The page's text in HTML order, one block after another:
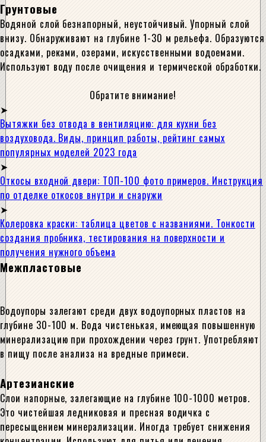
Грунтовые
Водяной слой безнапорный, неустойчивый. Упорный слой
внизу. Обнаруживают на глубине 1-30 м рельефа. Образуются
осадками, реками, озерами, искусственными водоемами.
Используют воду после очищения и термической обработки.
Обратите внимание!
Вытяжки без отвода в вентиляцию: для кухни без
воздуховода. Виды, принцип работы, рейтинг самых
популярных моделей 2023 года
Откосы входной двери: ТОП-100 фото примеров. Инструкция
по отделке откосов внутри и снаружи
Колеровка краски: таблица цветов с названиями. Тонкости
создания пробника, тестирования на поверхности и
получения нужного объема
Межпластовые
Водоупоры залегают среди двух водоупорных пластов на
глубине 30-100 м. Вода чистенькая, имеющая повышенную
минерализацию при прохождении через грунт. Употребляют
в пищу после анализа на вредные примеси.
Артезианские
Слои напорные, залегающие на глубине 100-1000 метров.
Это чистейшая ледниковая и пресная водичка с
пересыщением минерализации. Иногда требует снижения